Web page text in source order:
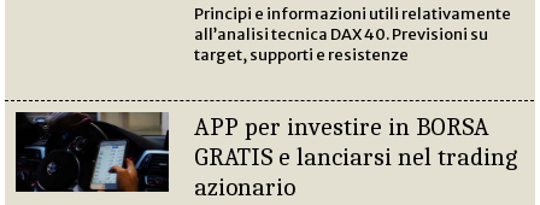
Principi e informazioni utili relativamente
all’analisi tecnica DAX 40. Previsioni su
target, supporti e resistenze
APP per investire in BORSA
GRATIS e lanciarsi nel trading
azionario